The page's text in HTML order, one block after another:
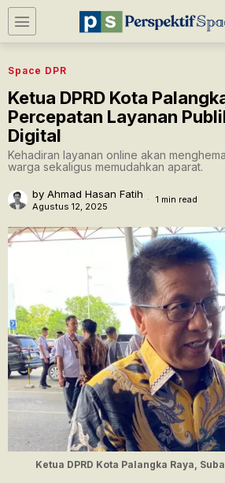
Space DPR
Ketua DPRD Kota
Percepatan Layanan
Digital
Kehadiran layanan online akan
warga sekaligus memudahkan aparat.
by Ahmad Hasan Fatih
Agustus 12, 2025
1 min read
Ketua DPRD Kota Palangka Raya,